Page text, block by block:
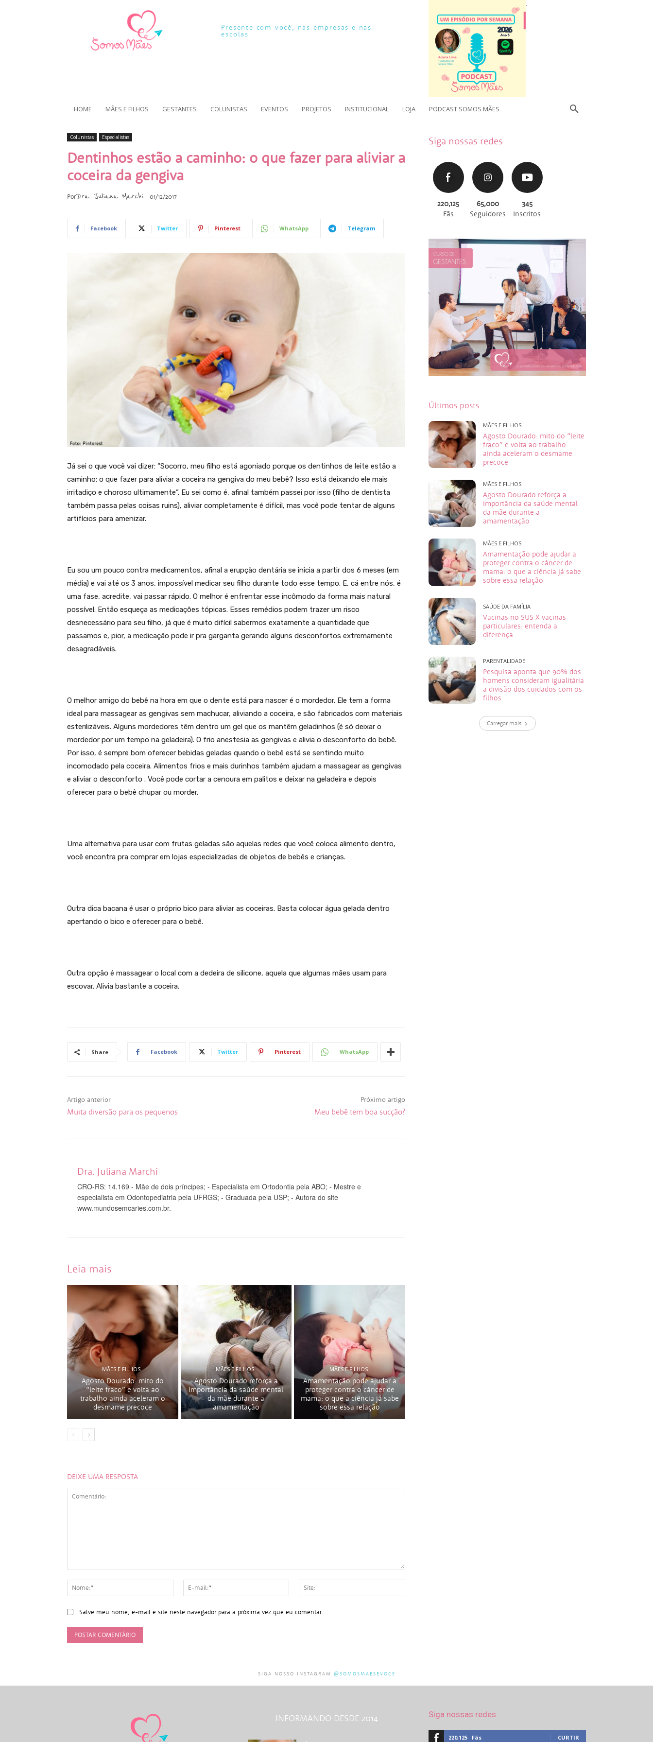
Presente com você, nas empresas e nas
escolas
.
HOME MÃES E FILHOS GESTANTES COLUNISTAS EVENTOS PROJETOS INSTITUCIONAL LOJA PODCAST SOMOS MÃES
Colunistas Especialistas
Dentinhos estão a caminho: o que fazer para aliviar a
coceira da gengiva
PorDra. Juliana Marchi 01/12/2017
Facebook Twitter Pinterest WhatsApp Telegram
Já sei o que você vai dizer: “Socorro, meu filho está agoniado porque os dentinhos de leite estão a
caminho: o que fazer para aliviar a coceira na gengiva do meu bebê? Isso está deixando ele mais
irritadiço e choroso ultimamente”. Eu sei como é, afinal também passei por isso (filho de dentista
também passa pelas coisas ruins), aliviar completamente é difícil, mas você pode tentar de alguns
artifícios para amenizar.
Eu sou um pouco contra medicamentos, afinal a erupção dentária se inicia a partir dos 6 meses (em
média) e vai até os 3 anos, impossível medicar seu filho durante todo esse tempo. E, cá entre nós, é
uma fase, acredite, vai passar rápido. O melhor é enfrentar esse incômodo da forma mais natural
possível. Então esqueça as medicações tópicas. Esses remédios podem trazer um risco
desnecessário para seu filho, já que é muito difícil sabermos exatamente a quantidade que
passamos e, pior, a medicação pode ir pra garganta gerando alguns desconfortos extremamente
desagradáveis.
O melhor amigo do bebê na hora em que o dente está para nascer é o mordedor. Ele tem a forma
ideal para massagear as gengivas sem machucar, aliviando a coceira, e são fabricados com materiais
esterilizáveis. Alguns mordedores têm dentro um gel que os mantêm geladinhos (é só deixar o
mordedor por um tempo na geladeira). O frio anestesia as gengivas e alivia o desconforto do bebê.
Por isso, é sempre bom oferecer bebidas geladas quando o bebê está se sentindo muito
incomodado pela coceira. Alimentos frios e mais durinhos também ajudam a massagear as gengivas
e aliviar o desconforto . Você pode cortar a cenoura em palitos e deixar na geladeira e depois
oferecer para o bebê chupar ou morder.
Uma alternativa para usar com frutas geladas são aquelas redes que você coloca alimento dentro,
você encontra pra comprar em lojas especializadas de objetos de bebês e crianças.
Outra dica bacana é usar o próprio bico para aliviar as coceiras. Basta colocar água gelada dentro
apertando o bico e oferecer para o bebê.
Outra opção é massagear o local com a dedeira de silicone, aquela que algumas mães usam para
escovar. Alivia bastante a coceira.
Share Facebook Twitter Pinterest WhatsApp
Artigo anterior
Muita diversão para os pequenos
Próximo artigo
Meu bebê tem boa sucção?
Dra. Juliana Marchi
CRO-RS: 14.169 - Mãe de dois príncipes; - Especialista em Ortodontia pela ABO; - Mestre e
especialista em Odontopediatria pela UFRGS; - Graduada pela USP; - Autora do site
www.mundosemcaries.com.br.
Leia mais
MÃES E FILHOS
Agosto Dourado: mito do
“leite fraco” e volta ao
trabalho ainda aceleram o
desmame precoce
MÃES E FILHOS
Agosto Dourado reforça a
importância da saúde mental
da mãe durante a
amamentação
MÃES E FILHOS
Amamentação pode ajudar a
proteger contra o câncer de
mama: o que a ciência já sabe
sobre essa relação
DEIXE UMA RESPOSTA
Nome:*
mail:*
Salve meu nome, e-mail e site neste navegador para a próxima vez que eu comentar.
Siga nossas redes
220,125
Fãs
65,000
Seguidores
345
Inscritos
Últimos posts
MÃES E FILHOS
Agosto Dourado: mito do “leite
fraco” e volta ao trabalho
ainda aceleram o desmame
precoce
MÃES E FILHOS
Agosto Dourado reforça a
importância da saúde mental
da mãe durante a
amamentação
MÃES E FILHOS
Amamentação pode ajudar a
proteger contra o câncer de
mama: o que a ciência já sabe
sobre essa relação
SAÚDE DA FAMÍLIA
Vacinas no SUS X vacinas
particulares: entenda a
diferença
PARENTALIDADE
Pesquisa aponta que 90% dos
homens consideram igualitária
a divisão dos cuidados com os
filhos
Carregar mais
SIGA NOSSO INSTAGRAM @SOMOSMAESEVOCE
INFORMANDO DESDE 2014 Siga nossas redes
220,125 Fãs CURTIR